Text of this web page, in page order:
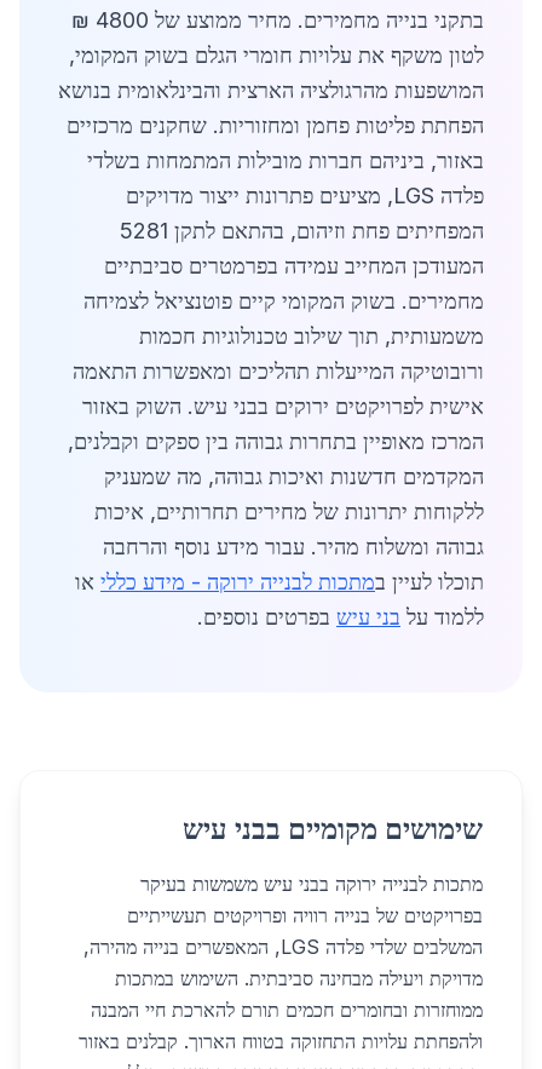
בתקני בנייה מחמירים. מחיר ממוצע של 4800 ₪
לטון משקף את עלויות חומרי הגלם בשוק המקומי,
המושפעות מהרגולציה הארצית והבינלאומית בנושא
הפחתת פליטות פחמן ומחזוריות. שחקנים מרכזיים
באזור, ביניהם חברות מובילות המתמחות בשלדי
פלדה LGS, מציעים פתרונות ייצור מדויקים
המפחיתים פחת וזיהום, בהתאם לתקן 5281
המעודכן המחייב עמידה בפרמטרים סביבתיים
מחמירים. בשוק המקומי קיים פוטנציאל לצמיחה
משמעותית, תוך שילוב טכנולוגיות חכמות
ורובוטיקה המייעלות תהליכים ומאפשרות התאמה
אישית לפרויקטים ירוקים בבני עיש. השוק באזור
המרכז מאופיין בתחרות גבוהה בין ספקים וקבלנים,
המקדמים חדשנות ואיכות גבוהה, מה שמעניק
ללקוחות יתרונות של מחירים תחרותיים, איכות
גבוהה ומשלוח מהיר. עבור מידע נוסף והרחבה
תוכלו לעיין במתכות לבנייה ירוקה - מידע כללי או
ללמוד על בני עיש בפרטים נוספים.
שימושים מקומיים בבני עיש
מתכות לבנייה ירוקה בבני עיש משמשות בעיקר
בפרויקטים של בנייה רוויה ופרויקטים תעשייתיים
המשלבים שלדי פלדה LGS, המאפשרים בנייה מהירה,
מדויקת ויעילה מבחינה סביבתית. השימוש במתכות
ממוחזרות ובחומרים חכמים תורם להארכת חיי המבנה
ולהפחתת עלויות התחזוקה בטווח הארוך. קבלנים באזור